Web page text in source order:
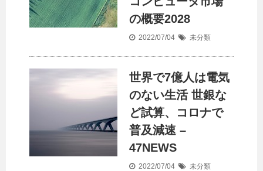
の概要2028
2022/07/04 未分類
世界で7億人は電気
のない生活 世銀な
ど試算、コロナで
普及減速 –
47NEWS
2022/07/04 未分類